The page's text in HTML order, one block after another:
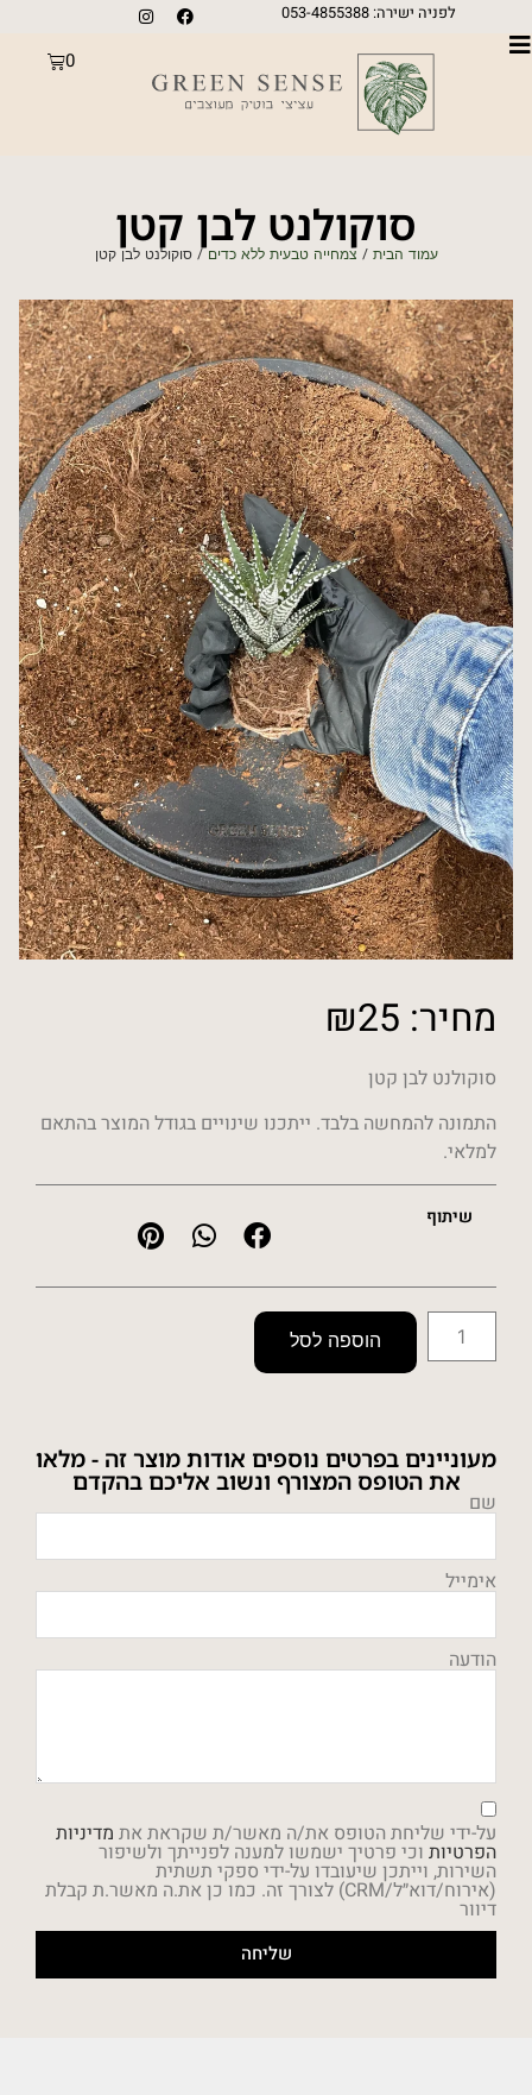
לפניה ישירה: 053-4855388
0
סוקולנט לבן קטן
עמוד הבית / צמחייה טבעית ללא כדים / סוקולנט לבן קטן
מחיר: ₪25
סוקולנט לבן קטן
התמונה להמחשה בלבד. ייתכנו שינויים בגודל המוצר בהתאם
למלאי.
שיתוף
הוספה לסל
מעוניינים בפרטים נוספים אודות מוצר זה - מלאו
את הטופס המצורף ונשוב אליכם בהקדם
שם
אימייל
הודעה
על-ידי שליחת הטופס את/ה מאשר/ת שקראת את מדיניות
הפרטיות וכי פרטיך ישמשו למענה לפנייתך ולשיפור
השירות, וייתכן שיעובדו על-ידי ספקי תשתית
(אירוח/דוא״ל/CRM) לצורך זה. כמו כן את.ה מאשר.ת קבלת
דיוור
שליחה